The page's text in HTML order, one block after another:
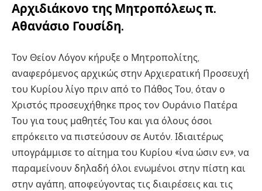
Αρχιδιάκονο της Μητροπόλεως π.
Αθανάσιο Γουσίδη.
Τον Θείον Λόγον κήρυξε ο Μητροπολίτης,
αναφερόμενος αρχικώς στην Αρχιερατική Προσευχή
του Κυρίου λίγο πριν από το Πάθος Του, όταν ο
Χριστός προσευχήθηκε προς τον Ουράνιο Πατέρα
Του για τους μαθητές Του και για όλους όσοι
επρόκειτο να πιστεύσουν σε Αυτόν. Ιδιαιτέρως
υπογράμμισε το αίτημα του Κυρίου «ίνα ώσιν εν», να
παραμείνουν δηλαδή όλοι ενωμένοι στην πίστη και
στην αγάπη, αποφεύγοντας τις διαιρέσεις και τις